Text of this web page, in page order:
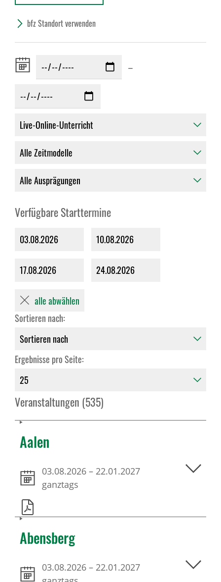
bfz Standort verwenden
Zeitraum
von:
–
Verfügbare Starttermine
03.08.2026 10.08.2026
17.08.2026 24.08.2026
alle abwählen
Sortieren nach:
Ergebnisse pro Seite:
Veranstaltungen (535)
Aalen
03.08.2026 – 22.01.2027
ganztags
Abensberg
03.08.2026 – 22.01.2027